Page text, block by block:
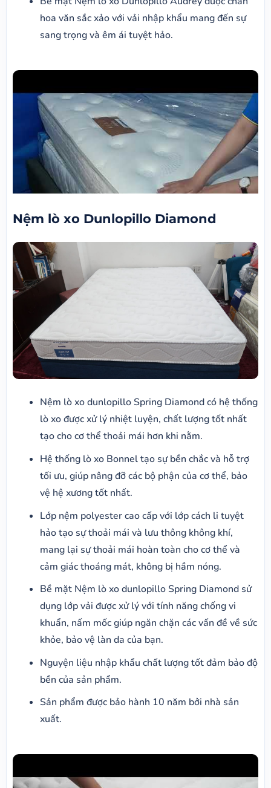
hoa văn sắc xảo với vải nhập khẩu mang đến sự
sang trọng và êm ái tuyệt hảo.
Nệm lò xo Dunlopillo Diamond
Nệm lò xo dunlopillo Spring Diamond có hệ thống
lò xo được xử lý nhiệt luyện, chất lượng tốt nhất
tạo cho cơ thể thoải mái hơn khi nằm.
Hệ thống lò xo Bonnel tạo sự bền chắc và hỗ trợ
tối ưu, giúp nâng đỡ các bộ phận của cơ thể, bảo
vệ hệ xương tốt nhất.
Lớp nệm polyester cao cấp với lớp cách li tuyệt
hảo tạo sự thoải mái và lưu thông không khí,
mang lại sự thoải mái hoàn toàn cho cơ thể và
cảm giác thoáng mát, không bị hầm nóng.
Bề mặt Nệm lò xo dunlopillo Spring Diamond sử
dụng lớp vải được xử lý với tính năng chống vi
khuẩn, nấm mốc giúp ngăn chặn các vấn đề về sức
khỏe, bảo vệ làn da của bạn.
Nguyện liệu nhập khẩu chất lượng tốt đảm bảo độ
bền của sản phẩm.
Sản phẩm được bảo hành 10 năm bởi nhà sản
xuất.